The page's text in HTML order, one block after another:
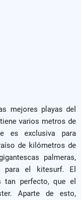
mejores playas del
varios metros de
es exclusiva para
de kilómetros de
palmeras,
para el kitesurf. El
perfecto, que el
Aparte de esto,